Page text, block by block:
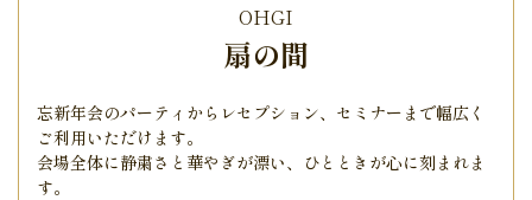
OHGI
扇の間
忘新年会のパーティからレセプション、 セミナーまで幅広く
ご利用いただけます。
会場全体に静粛さと華やぎが漂い、ひとときが心に刻まれま
す。